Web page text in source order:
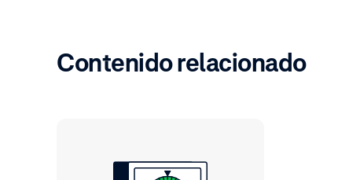
Contenido relacionado